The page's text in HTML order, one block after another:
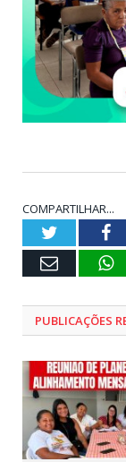
COMPARTILHAR...
Twitter
E-
PUBLICAÇÕES